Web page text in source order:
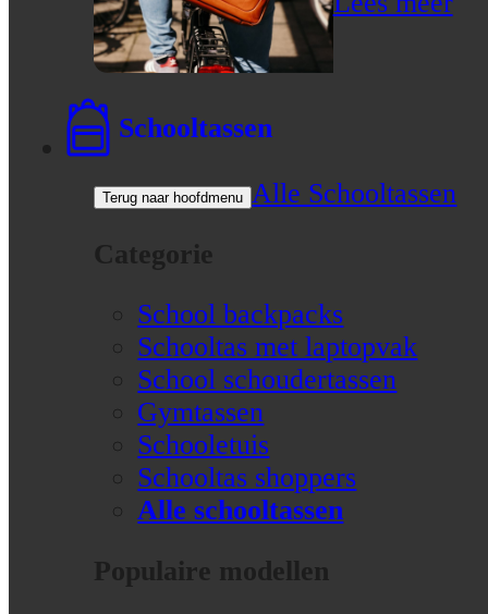
Schooltassen
Terug naar hoofdmenu Alle Schooltassen
Categorie
School backpacks
Schooltas met laptopvak
School schoudertassen
Gymtassen
Schooletuis
Schooltas shoppers
Alle schooltassen
Populaire modellen